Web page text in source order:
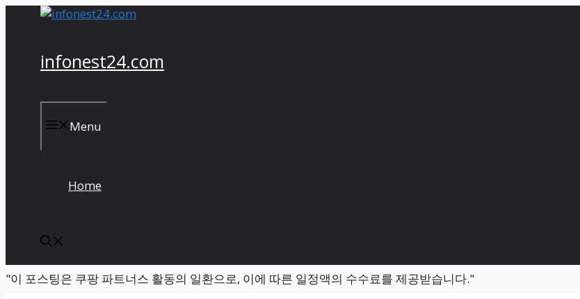
infonest24.com
Menu
Home
"이 포스팅은 쿠팡 파트너스 활동의 일환으로, 이에 따른 일정액의 수수료를 제공받습니다."